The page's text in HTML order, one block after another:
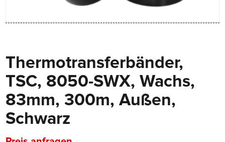
Thermotransferbänder,
TSC, 8050-SWX, Wachs,
83mm, 300m, Außen,
Schwarz